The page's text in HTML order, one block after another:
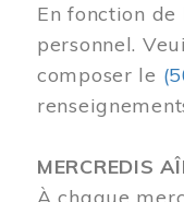
En fonction
personnel.
composer le
MERCREDIS